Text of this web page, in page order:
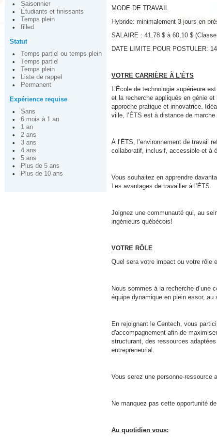
Saisonnier
Étudiants et finissants
Temps plein
filled
Statut
Temps partiel ou temps plein
Temps partiel
Temps plein
Liste de rappel
Permanent
Expérience requise
Sans
6 mois à 1 an
1 an
2 ans
3 ans
4 ans
5 ans
Plus de 5 ans
Plus de 10 ans
MODE DE TRAVAIL
Hybride: minimalement 3 jours en
SALAIRE : 41,78 $ à 60,10 $
DATE LIMITE POUR POSTULER:
VOTRE CARRIÈRE À L'ÉTS
L’École de technologie supérieure
et la recherche appliqués en génie
approche pratique et innovatrice.
ville, l’ÉTS est à distance de
À l’ÉTS, l’environnement de travail
collaboratif, inclusif, accessible et à
Vous souhaitez en apprendre
Les avantages de travailler à l’ÉTS.
Joignez une communauté qui, au
ingénieurs québécois!
VOTRE RÔLE
Quel sera votre impact ou votre rôle
Nous sommes à la recherche d’une
équipe dynamique en plein essor, au
En rejoignant le Centech, vous
d'accompagnement afin de
structurant, des ressources
entrepreneurial.
Vous serez une personne-ressource
Ne manquez pas cette opportunité
Au quotidien vous: